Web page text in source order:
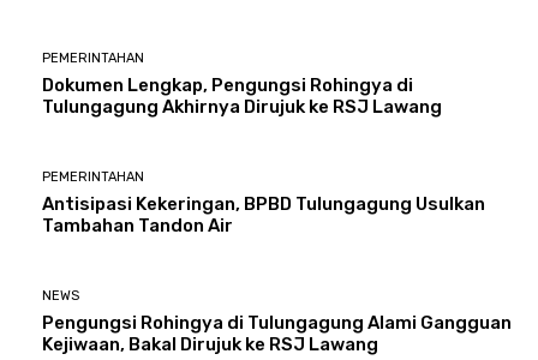
PEMERINTAHAN
Dokumen Lengkap, Pengungsi Rohingya di
Tulungagung Akhirnya Dirujuk ke RSJ Lawang
PEMERINTAHAN
Antisipasi Kekeringan, BPBD Tulungagung Usulkan
Tambahan Tandon Air
NEWS
Pengungsi Rohingya di Tulungagung Alami Gangguan
Kejiwaan, Bakal Dirujuk ke RSJ Lawang